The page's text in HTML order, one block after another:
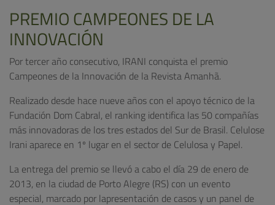
PREMIO CAMPEONES DE LA
INNOVACIÓN
Por tercer año consecutivo, IRANI conquista el premio
Campeones de la Innovación de la Revista Amanhã.
Realizado desde hace nueve años con el apoyo técnico de la
Fundación Dom Cabral, el ranking identifica las 50 compañías
más innovadoras de los tres estados del Sur de Brasil. Celulose
Irani aparece en 1º lugar en el sector de Celulosa y Papel.
La entrega del premio se llevó a cabo el día 29 de enero de
2013, en la ciudad de Porto Alegre (RS) con un evento
especial, marcado por lapresentación de casos y un panel de